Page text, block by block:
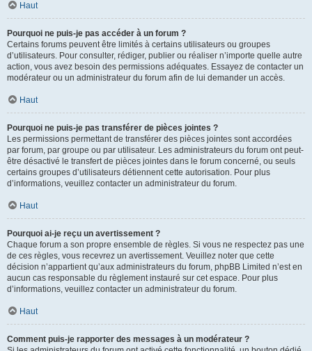
Haut
Pourquoi ne puis-je pas accéder à un forum ?
Certains forums peuvent être limités à certains utilisateurs ou groupes
d’utilisateurs. Pour consulter, rédiger, publier ou réaliser n’importe quelle autre
action, vous avez besoin des permissions adéquates. Essayez de contacter un
modérateur ou un administrateur du forum afin de lui demander un accès.
Haut
Pourquoi ne puis-je pas transférer de pièces jointes ?
Les permissions permettant de transférer des pièces jointes sont accordées
par forum, par groupe ou par utilisateur. Les administrateurs du forum ont peut-
être désactivé le transfert de pièces jointes dans le forum concerné, ou seuls
certains groupes d’utilisateurs détiennent cette autorisation. Pour plus
d’informations, veuillez contacter un administrateur du forum.
Haut
Pourquoi ai-je reçu un avertissement ?
Chaque forum a son propre ensemble de règles. Si vous ne respectez pas une
de ces règles, vous recevrez un avertissement. Veuillez noter que cette
décision n’appartient qu’aux administrateurs du forum, phpBB Limited n’est en
aucun cas responsable du règlement instauré sur cet espace. Pour plus
d’informations, veuillez contacter un administrateur du forum.
Haut
Comment puis-je rapporter des messages à un modérateur ?